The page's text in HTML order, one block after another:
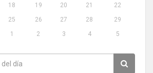
18 19 20 21
22
25 26 27 28
29
1 2 3 4 5